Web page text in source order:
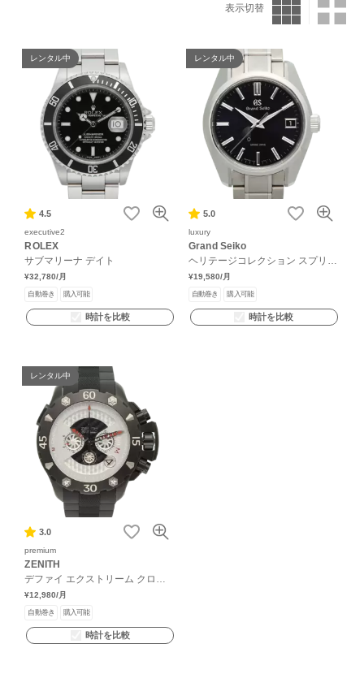
表示切替
レンタル中
4.5
executive2
ROLEX
サブマリーナ デイト
¥32,780/月
自動巻き 購入可能
時計を比較
レンタル中
5.0
luxury
Grand Seiko
ヘリテージコレクション スプリン
グドライブ マスターショップ限定
¥19,580/月
自動巻き 購入可能
時計を比較
レンタル中
3.0
premium
ZENITH
デファイ エクストリーム クロノ
¥12,980/月
自動巻き 購入可能
時計を比較